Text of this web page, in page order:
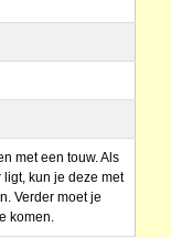
met een touw. Als
kun je deze met
Verder moet je
komen.